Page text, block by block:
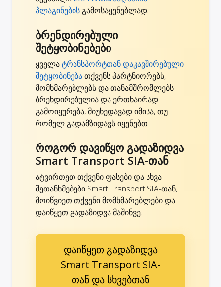
პლაგინებისგამოსაყენებლად.
ბრენდირებული
შეტყობინებები
ყველატრანსპორტთან დაკავშირებული
შეტყობინებათქვენს პარტნიორებს,
მომხმარებლებს და თანამშრომლებს
ბრენდირებულია და ერთნაირად
გამოიყურება, მიუხედავად იმისა, თუ
რომელ გადამზიდავს იყენებთ.
როგორ დავიწყო გადაზიდვა
Smart Transport SIA-თან
ატვირთეთ თქვენი ფასები და სხვა
შეთანხმებები Smart Transport SIA-თან,
მოიწვიეთ თქვენი მომხმარებლები და
დაიწყეთ გადაზიდვა მაშინვე.
დაიწყეთ გადაზიდვა
Smart Transport SIA-
თან და სხვებთან